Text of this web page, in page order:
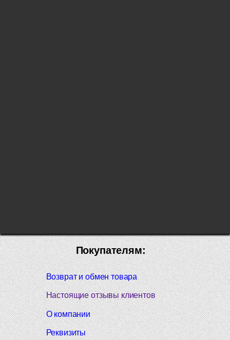
Покупателям:
Возврат и обмен товара
Настоящие отзывы клиентов
О компании
Реквизиты